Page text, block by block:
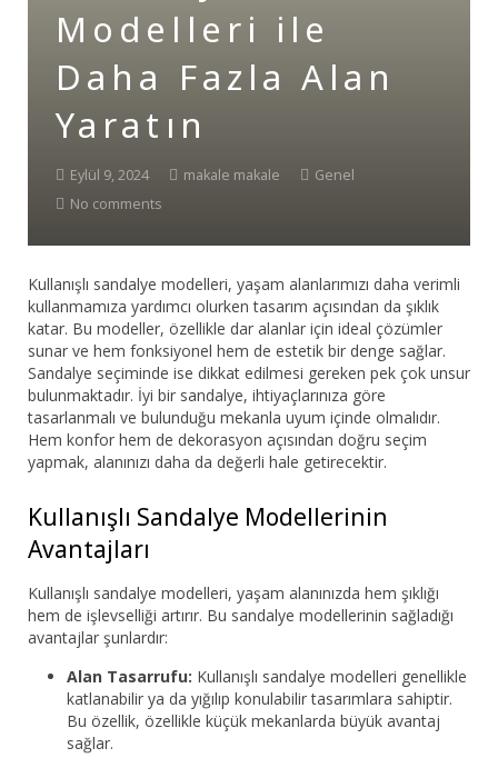
Modelleri ile
Daha Fazla Alan
Yaratın
Eylül 9, 2024 makale makale
Genel
No comments
Kullanışlı sandalye modelleri, yaşam alanlarımızı daha verimli
kullanmamıza yardımcı olurken tasarım açısından da şıklık
katar. Bu modeller, özellikle dar alanlar için ideal çözümler
sunar ve hem fonksiyonel hem de estetik bir denge sağlar.
Sandalye seçiminde ise dikkat edilmesi gereken pek çok unsur
bulunmaktadır. İyi bir sandalye, ihtiyaçlarınıza göre
tasarlanmalı ve bulunduğu mekanla uyum içinde olmalıdır.
Hem konfor hem de dekorasyon açısından doğru seçim
yapmak, alanınızı daha da değerli hale getirecektir.
Kullanışlı Sandalye Modellerinin
Avantajları
Kullanışlı sandalye modelleri, yaşam alanınızda hem şıklığı
hem de işlevselliği artırır. Bu sandalye modellerinin sağladığı
avantajlar şunlardır:
Alan Tasarrufu: Kullanışlı sandalye modelleri genellikle
katlanabilir ya da yığılıp konulabilir tasarımlara sahiptir.
Bu özellik, özellikle küçük mekanlarda büyük avantaj
sağlar.